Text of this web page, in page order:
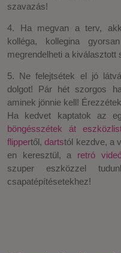
szavazás!
4. Ha megvan a terv,
kolléga, kollegina
megrendelheti a kiválasztott
5. Ne felejtsétek el jó
dolgot! Pár hét szorgos
aminek jönnie kell!
Ha kedvet kaptatok az
böngésszétek át
flippertől,dartstól kezdve, a
en keresztül, a retró
szuper eszközzel
csapatépítésetekhez!